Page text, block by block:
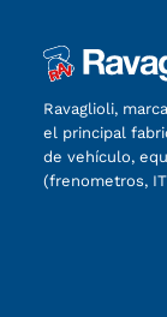
Ravaglioli,
el principal
de vehículo,
(frenometros,